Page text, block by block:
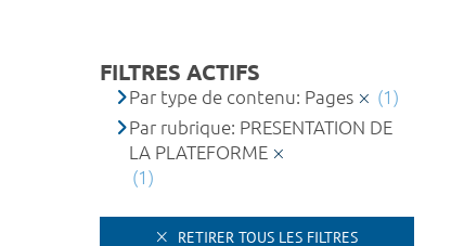
FILTRES ACTIFS
Par type de contenu: Pages
(1)
Par rubrique: PRESENTATION DE
LA PLATEFORME
(1)
RETIRER TOUS LES FILTRES